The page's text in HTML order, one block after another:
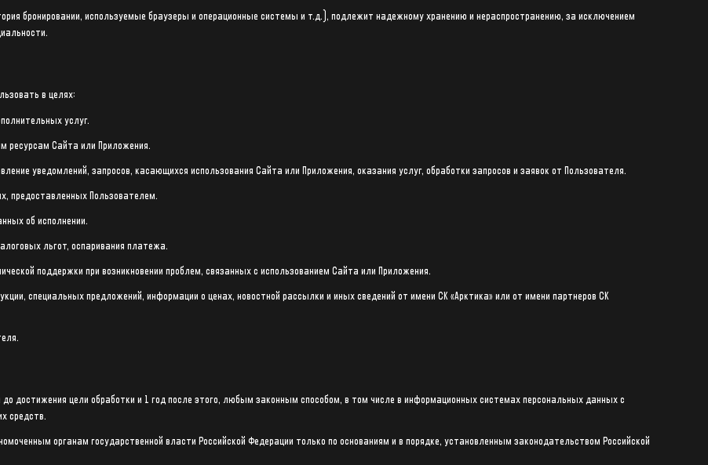
бронировании, используемые браузеры и операционные системы и т.д.), подлежит надежному хранению и нераспространению, за исключением
в целях:
услуг.
ресурсам Сайта или Приложения.
уведомлений, запросов, касающихся использования Сайта или Приложения, оказания услуг, обработки запросов и заявок от Пользователя.
предоставленных Пользователем.
об исполнении.
льгот, оспаривания платежа.
поддержки при возникновении проблем, связанных с использованием Сайта или Приложения.
специальных предложений, информации о ценах, новостной рассылки и иных сведений от имени СК «Арктика» или от имени партнеров СК
достижения цели обработки и 1 год после этого, любым законным способом, в том числе в информационных системах персональных данных с
средств.
органам государственной власти Российской Федерации только по основаниям и в порядке, установленным законодательством Российской